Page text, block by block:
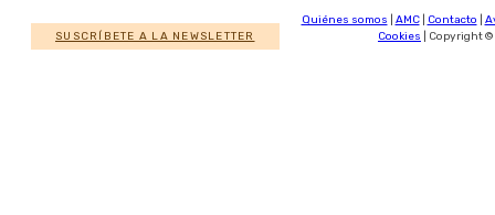
SUSCRÍBETE A LA NEWSLETTER
Quiénes somos AMC| Contacto
Cookies | Copyright